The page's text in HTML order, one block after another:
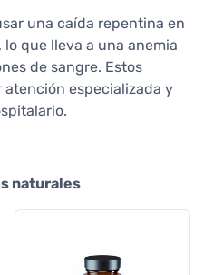
una caída repentina en
que lleva a una anemia
de sangre. Estos
especializada y
naturales